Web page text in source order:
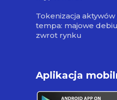
Tokenizacja aktywów
tempa: majowe
zwrot rynku
Aplikacja